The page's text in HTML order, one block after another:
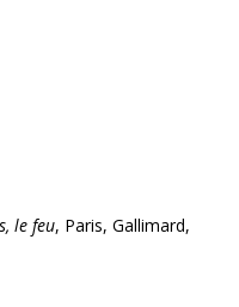
le feu, Paris, Gallimard,